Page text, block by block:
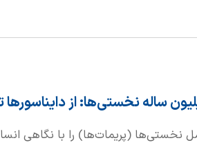
گرچه به اندازه کینگ کونگ افسانه‌ای
نخستی‌ها (پریمات‌ها) را با نگاهی